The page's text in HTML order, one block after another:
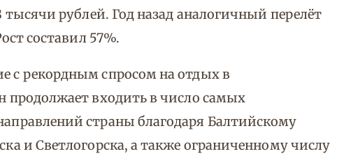
рублей. Год назад аналогичный перелёт
составил 57%.
с рекордным спросом на отдых в
продолжает входить в число самых
страны благодаря Балтийскому
и Светлогорска, а также ограниченному числу